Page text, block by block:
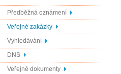
Předběžná oznámení
Veřejné zakázky
Vyhledávání
DNS
Veřejné dokumenty